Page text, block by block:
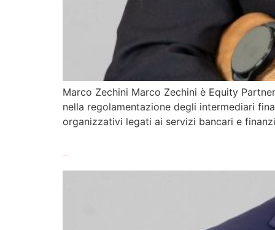
Marco Zechini Marco Zechini è Equity
nella regolamentazione degli intermediari
organizzativi legati ai servizi bancari e